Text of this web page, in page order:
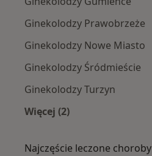
Ginekolodzy Prawobrzeże
Ginekolodzy Nowe Miasto
Ginekolodzy Śródmieście
Ginekolodzy Turzyn
Więcej (2)
Najczęście leczone choroby